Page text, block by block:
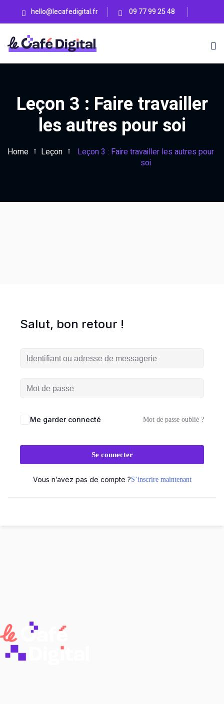
hello@lecafedigital.fr 09 77 99 25 48
Lab
Leçon 3 : Faire travailler
les autres pour soi
Home Leçon
Leçon 3 : Faire travailler les autres pour
soi
Salut, bon retour !
Me garder connecté Mot de passe oublié ?
Se connecter
Vous n’avez pas de compte ?S’inscrire maintenant